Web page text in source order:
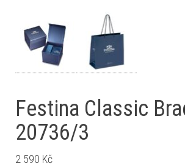
Festina Classic
20736/3
2 590 Kč